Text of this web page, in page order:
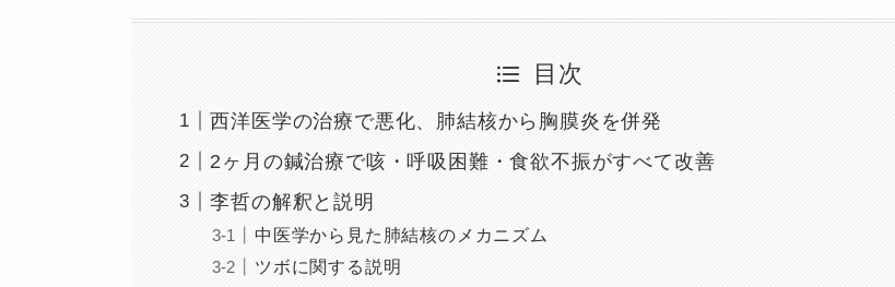
目次
西洋医学の治療で悪化、肺結核から胸膜炎を併発
2ヶ月の鍼治療で咳・呼吸困難・食欲不振がすべて改善
李哲の解釈と説明
中医学から見た肺結核のメカニズム
ツボに関する説明